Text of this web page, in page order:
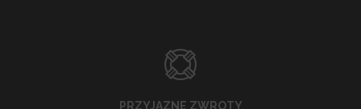
PRZYJAZNE ZWROTY